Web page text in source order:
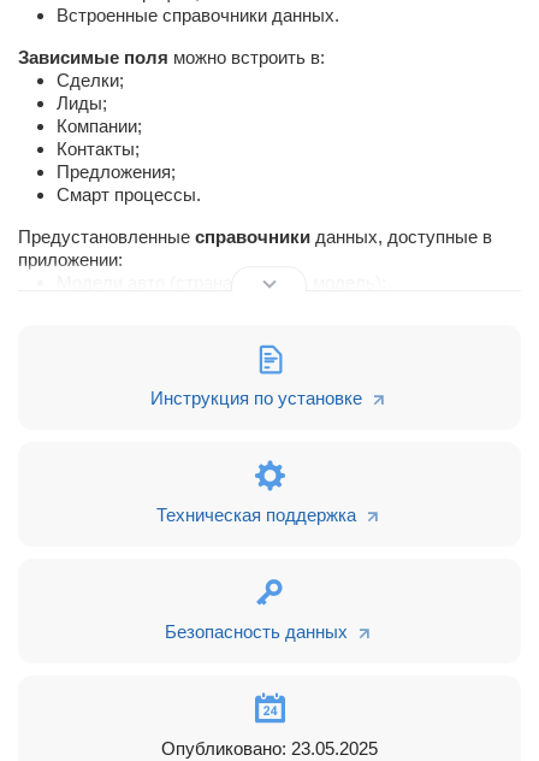
Встроенные справочники данных.
Зависимые поля можно встроить в:
Сделки;
Лиды;
Компании;
Контакты;
Предложения;
Смарт процессы.
Предустановленные cправочники данных, доступные в
приложении:
Модели авто (страна - марка - модель);
Инструкция по установке
Техническая поддержка
Безопасность данных
Опубликовано: 23.05.2025